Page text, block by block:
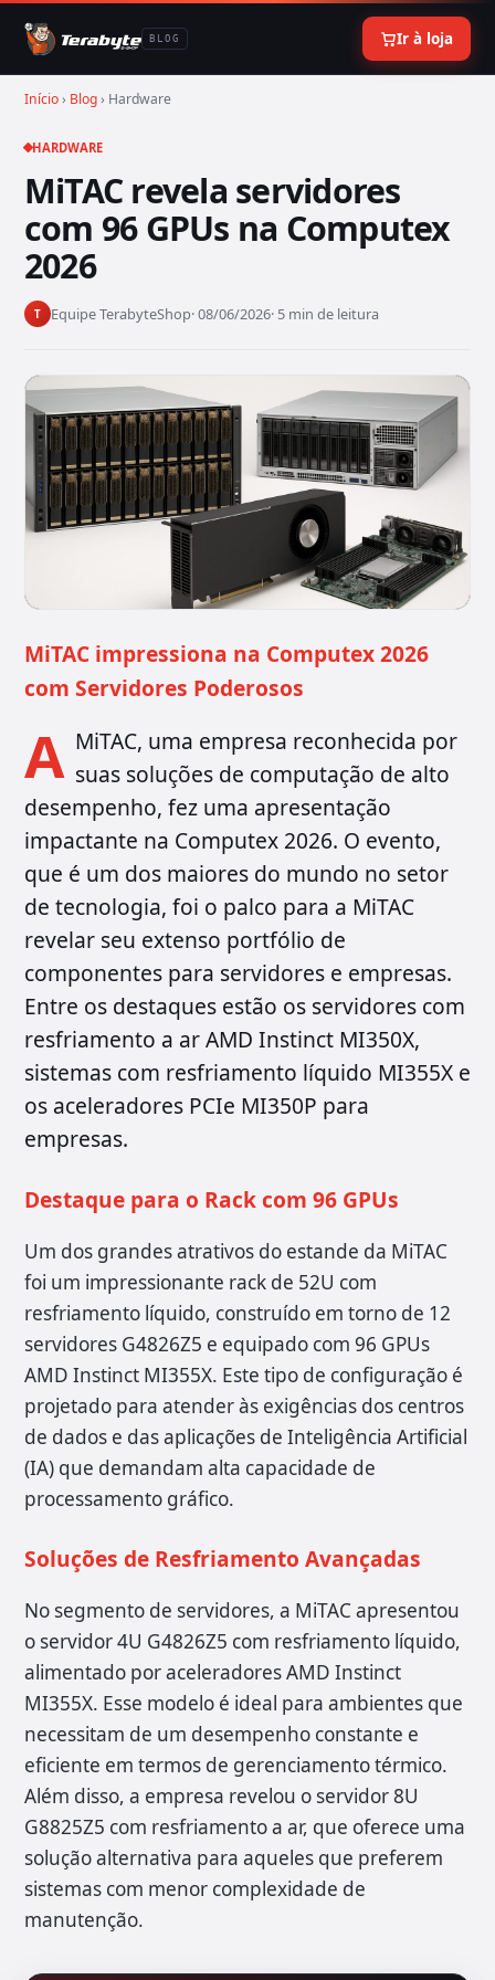
BLOG Ir à loja
Início› Blog› Hardware
HARDWARE
MiTAC revela servidores
com 96 GPUs na Computex
2026
T Equipe TerabyteShop· 08/06/2026· 5 min de leitura
MiTAC impressiona na Computex 2026
com Servidores Poderosos
A MiTAC, uma empresa reconhecida por
suas soluções de computação de alto
desempenho, fez uma apresentação
impactante na Computex 2026. O evento,
que é um dos maiores do mundo no setor
de tecnologia, foi o palco para a MiTAC
revelar seu extenso portfólio de
componentes para servidores e empresas.
Entre os destaques estão os servidores com
resfriamento a ar AMD Instinct MI350X,
sistemas com resfriamento líquido MI355X e
os aceleradores PCIe MI350P para
empresas.
Destaque para o Rack com 96 GPUs
Um dos grandes atrativos do estande da MiTAC
foi um impressionante rack de 52U com
resfriamento líquido, construído em torno de 12
servidores G4826Z5 e equipado com 96 GPUs
AMD Instinct MI355X. Este tipo de configuração é
projetado para atender às exigências dos centros
de dados e das aplicações de Inteligência Artificial
(IA) que demandam alta capacidade de
processamento gráfico.
Soluções de Resfriamento Avançadas
No segmento de servidores, a MiTAC apresentou
o servidor 4U G4826Z5 com resfriamento líquido,
alimentado por aceleradores AMD Instinct
MI355X. Esse modelo é ideal para ambientes que
necessitam de um desempenho constante e
eficiente em termos de gerenciamento térmico.
Além disso, a empresa revelou o servidor 8U
G8825Z5 com resfriamento a ar, que oferece uma
solução alternativa para aqueles que preferem
sistemas com menor complexidade de
manutenção.